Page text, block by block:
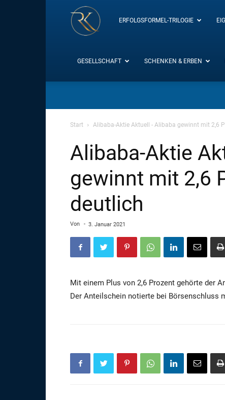
RK-
Insight
Blog
ERFOLGSFORMEL-TRILOGIE
GESELLSCHAFT SCHENKEN & ERBEN
Start Alibaba-Aktie Aktuell - Alibaba gewinnt mit 2,6
Alibaba-Aktie
gewinnt mit 2,6
deutlich
Von - 3. Januar 2021
Mit einem Plus von 2,6 Prozent gehörte der
Der Anteilschein notierte bei Börsenschluss